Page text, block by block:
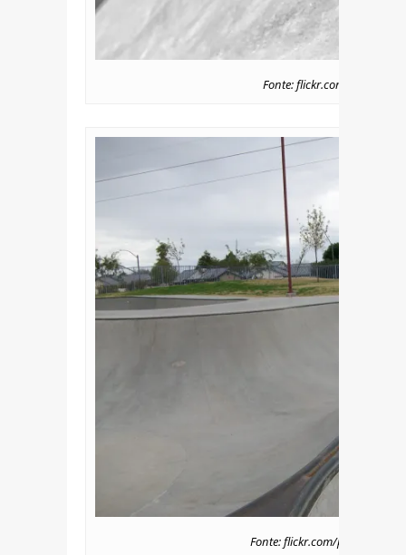
Fonte: flickr.com/photos/
Fonte: flickr.com/photos/